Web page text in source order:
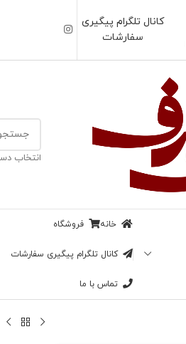
کانال تلگرام پیگیری
سفارشات
انتخاب
خانه فروشگاه
کانال تلگرام پیگیری سفارشات
تماس با ما